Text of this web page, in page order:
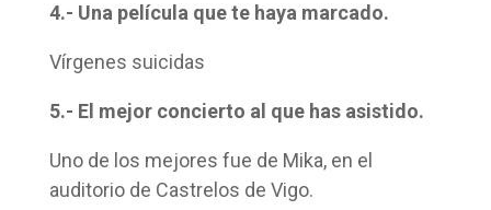
4.- Una película que te haya marcado.
Vírgenes suicidas
5.- El mejor concierto al que has asistido.
Uno de los mejores fue de Mika, en el
auditorio de Castrelos de Vigo.